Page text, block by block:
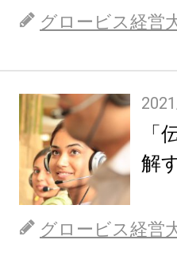
グロービス経営
「
解
グロービス経営